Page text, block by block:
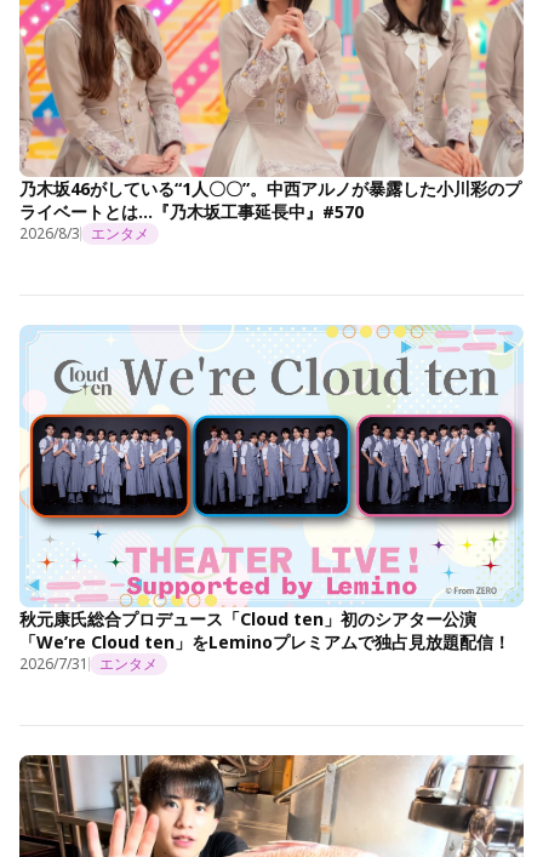
乃木坂46がしている“1人〇〇”。中西アルノが暴露した小川彩のプ
ライベートとは…『乃木坂工事延長中』#570
2026/8/3 エンタメ
秋元康氏総合プロデュース「Cloud ten」初のシアター公演
「We’re Cloud ten」をLeminoプレミアムで独占見放題配信！
2026/7/31 エンタメ